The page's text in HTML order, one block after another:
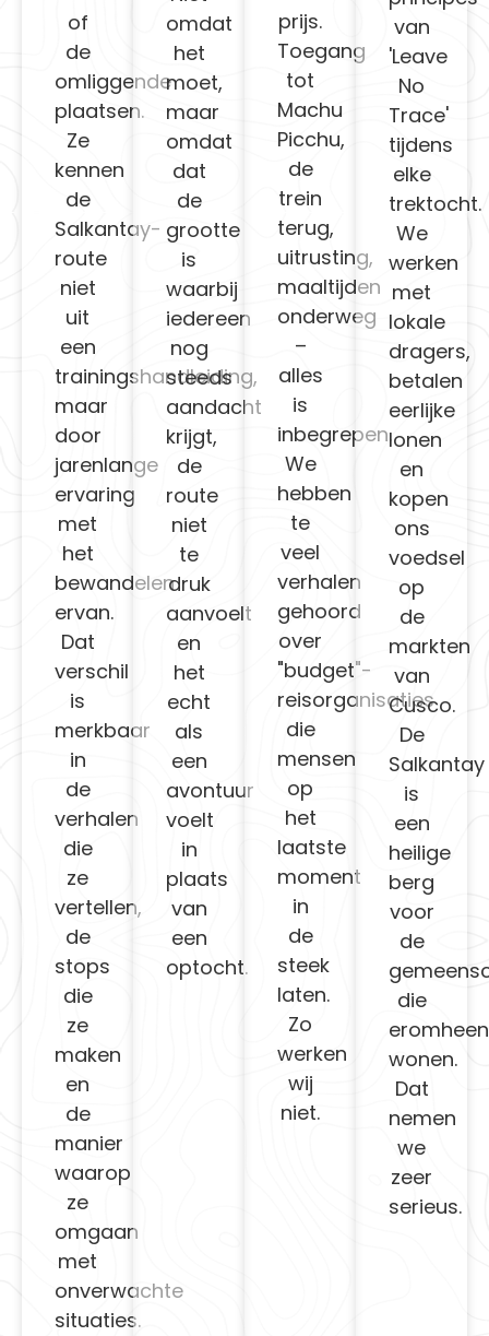
of
de
omliggende
plaatsen.
Ze
kennen
de
Salkantay-
route
niet
uit
een
trainingshandleiding,
maar
door
jarenlange
ervaring
met
het
bewandelen
ervan.
Dat
verschil
is
merkbaar
in
de
verhalen
die
ze
vertellen,
de
stops
die
ze
maken
en
de
manier
waarop
ze
omgaan
met
onverwachte
situaties.
omdat
het
moet,
maar
omdat
dat
de
grootte
is
waarbij
iedereen
nog
steeds
aandacht
krijgt,
de
route
niet
te
druk
aanvoelt
en
het
echt
als
een
avontuur
voelt
in
plaats
van
een
optocht.
prijs.
Toegang
tot
Machu
Picchu,
de
trein
terug,
uitrusting,
maaltijden
onderweg
–
alles
is
inbegrepen.
We
hebben
te
veel
verhalen
gehoord
over
"budget"-
reisorganisaties
die
mensen
op
het
laatste
moment
in
de
steek
laten.
Zo
werken
wij
niet.
van
'Leave
No
Trace'
tijdens
elke
trektocht.
We
werken
met
lokale
dragers,
betalen
eerlijke
lonen
en
kopen
ons
voedsel
op
de
markten
van
Cusco.
De
Salkantay
is
een
heilige
berg
voor
de
die
eromheen
wonen.
Dat
nemen
we
zeer
serieus.